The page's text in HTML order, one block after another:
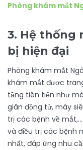
Phòng khám mắt
3. Hệ thống
bị hiện đại
Phòng khám mắt
khám mắt được
tầng tiên tiến như
giãn đồng tử, máy
trị các bệnh về
và điều trị các bệnh
nhất, đáp ứng nhu